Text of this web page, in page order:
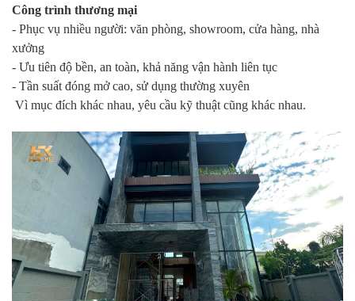
Công trình thương mại
- Phục vụ nhiều người: văn phòng, showroom, cửa hàng, nhà
xưởng
- Ưu tiên độ bền, an toàn, khả năng vận hành liên tục
- Tần suất đóng mở cao, sử dụng thường xuyên
Vì mục đích khác nhau, yêu cầu kỹ thuật cũng khác nhau.